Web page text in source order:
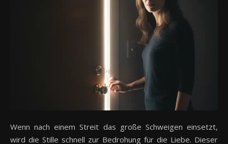
Wenn nach einem Streit das große Schweigen einsetzt,
wird die Stille schnell zur Bedrohung für die Liebe. Dieser